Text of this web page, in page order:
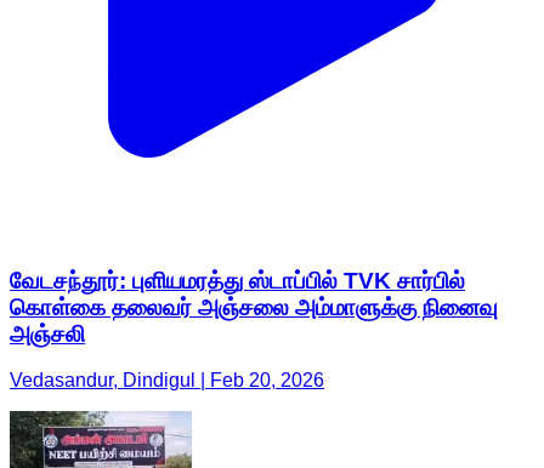
வேடசந்தூர்: புளியமரத்து ஸ்டாப்பில் TVK சார்பில்
கொள்கை தலைவர் அஞ்சலை அம்மாளுக்கு நினைவு
அஞ்சலி
Vedasandur, Dindigul | Feb 20, 2026